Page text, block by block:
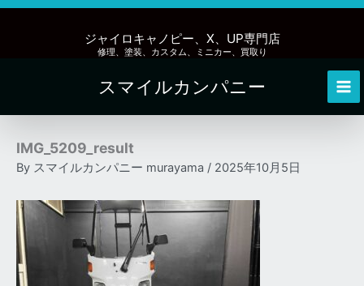
内
ッ
ジャイロキャノピー、X、UP専門店
修理、塗装、カスタム、ミニカー、買取り
スマイルカンパニー
IMG_5209_result
By スマイルカンパニー murayama / 2025年10月5日